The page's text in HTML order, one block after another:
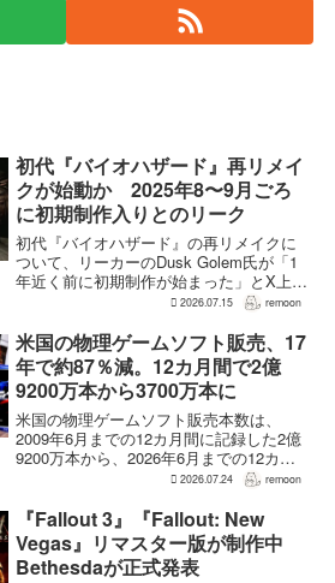
初代『バイオハザード』再リメイ
クが始動か 2025年8〜9月ごろ
に初期制作入りとのリーク
初代『バイオハザード』の再リメイクに
ついて、リーカーのDusk Golem氏が「1
年近く前に初期制作が始まった」とX上で
述べた。同氏によれば、プリプロダクシ
本格制作へ移るのは『バイオハザード
RE:...
2026.07.15 remoon
米国の物理ゲームソフト販売、17
年で約87％減。12カ月間で2億
9200万本から3700万本に
米国の物理ゲームソフト販売本数は、
2009年6月までの12カ月間に記録した2億
9200万本から、2026年6月までの12カ月
間には3700万本まで減少した。市場調査
2億5500万本、約87％の減...
2026.07.24 remoon
『Fallout 3』『Fallout: New
Vegas』リマスター版が制作中
Bethesdaが正式発表